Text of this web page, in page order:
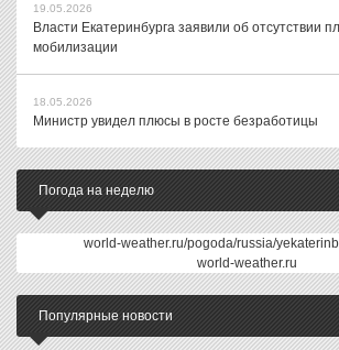
19.05.2026
Власти Екатеринбурга заявили об отсутствии
мобилизации
18.05.2026
Министр увидел плюсы в росте безработицы
Погода на неделю
world-weather.ru/pogoda/russia/
world-weather.ru
Популярные новости